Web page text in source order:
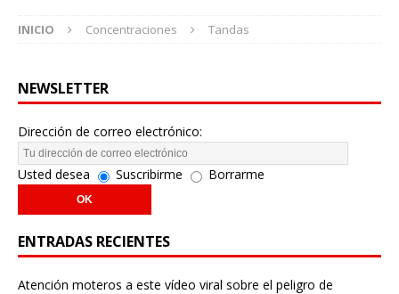
INICIO Concentraciones Tandas
NEWSLETTER
Dirección de correo electrónico:
Usted desea Suscribirme Borrarme
ENTRADAS RECIENTES
Atención moteros a este vídeo viral sobre el peligro de